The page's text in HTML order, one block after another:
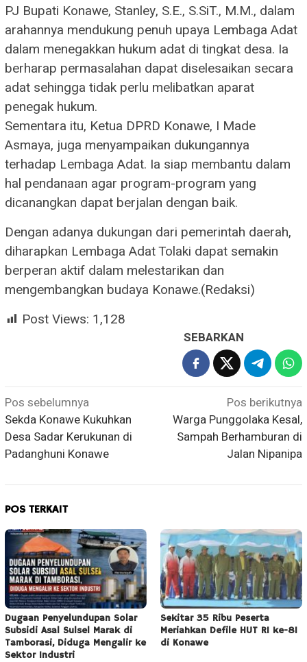
PJ Bupati Konawe, Stanley, S.E., S.SiT., M.M., dalam
arahannya mendukung penuh upaya Lembaga Adat
dalam menegakkan hukum adat di tingkat desa. Ia
berharap permasalahan dapat diselesaikan secara
adat sehingga tidak perlu melibatkan aparat
penegak hukum.
Sementara itu, Ketua DPRD Konawe, I Made
Asmaya, juga menyampaikan dukungannya
terhadap Lembaga Adat. Ia siap membantu dalam
hal pendanaan agar program-program yang
dicanangkan dapat berjalan dengan baik.
Dengan adanya dukungan dari pemerintah daerah,
diharapkan Lembaga Adat Tolaki dapat semakin
berperan aktif dalam melestarikan dan
mengembangkan budaya Konawe.(Redaksi)
Post Views: 1,128
SEBARKAN
Navigasi
pos
Pos sebelumnya
Sekda Konawe Kukuhkan
Desa Sadar Kerukunan di
Padanghuni Konawe
Pos berikutnya
Warga Punggolaka Kesal,
Sampah Berhamburan di
Jalan Nipanipa
POS TERKAIT
Dugaan Penyelundupan Solar
Subsidi Asal Sulsel Marak di
Tamborasi, Diduga Mengalir ke
Sektor Industri
Sekitar 35 Ribu Peserta
Meriahkan Defile HUT RI ke-81
di Konawe